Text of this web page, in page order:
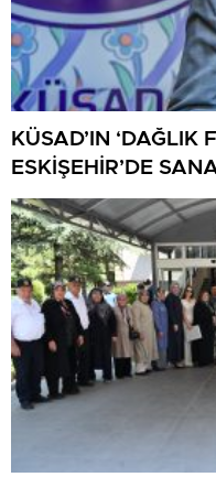
KÜSAD’IN ‘DAĞLIK
ESKİŞEHİR’DE
BULUŞUYOR